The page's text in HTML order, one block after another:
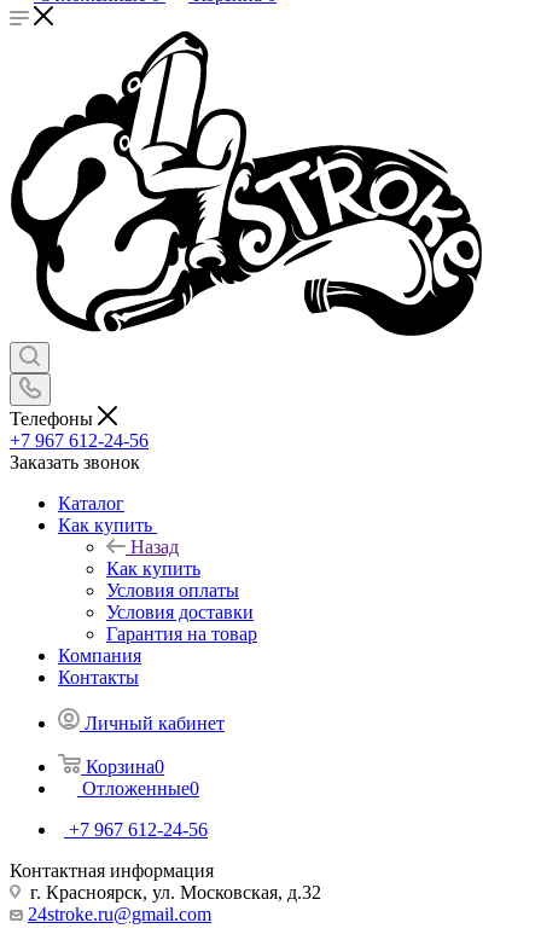
Телефоны
+7 967 612-24-56
Заказать звонок
Каталог
Как купить
Назад
Как купить
Условия оплаты
Условия доставки
Гарантия на товар
Компания
Контакты
Личный кабинет
Корзина0
Отложенные0
+7 967 612-24-56
Контактная информация
г. Красноярск, ул. Московская, д.32
24stroke.ru@gmail.com